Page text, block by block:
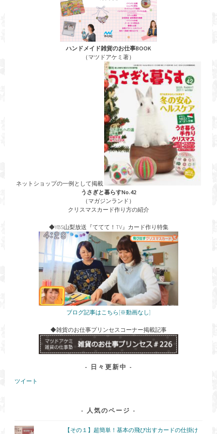
ハンドメイド雑貨のお仕事BOOK
（マツドアケミ著）
ネットショップの一例として掲載
うさぎと暮らすNo.42
（マガジンランド）
クリスマスカード作り方の紹介
◆YBS山梨放送『ててて！TV』カード作り特集
ブログ記事はこちら[※動画なし]
◆雑貨のお仕事プリンセスコーナー掲載記事
日々更新中
ツイート
人気のページ
【その１】超簡単！基本の飛び出すカードの仕掛け